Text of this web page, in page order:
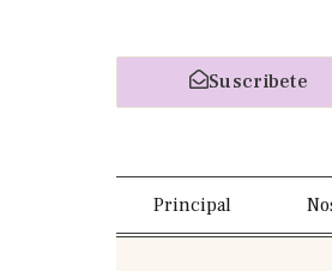
Suscribete
Principal